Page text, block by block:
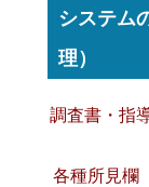
システム
理）
調査書・指
各種所見欄